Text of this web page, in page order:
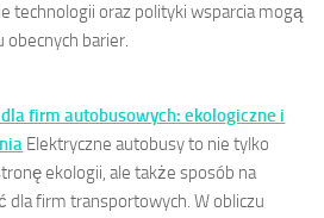
technologii oraz polityki wsparcia mogą
barier.
firm autobusowych: ekologiczne i
Elektryczne autobusy to nie tylko
ekologii, ale także sposób na
dla firm transportowych. W obliczu